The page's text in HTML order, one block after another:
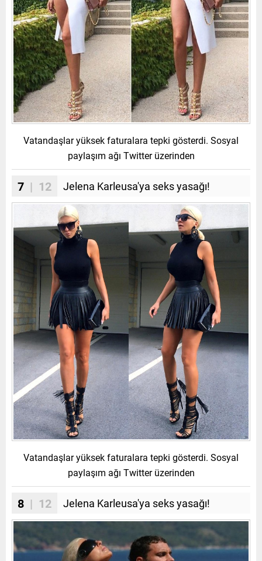
Vatandaşlar yüksek faturalara tepki gösterdi. Sosyal
paylaşım ağı Twitter üzerinden
7 | 12 Jelena Karleusa'ya seks yasağı!
Vatandaşlar yüksek faturalara tepki gösterdi. Sosyal
paylaşım ağı Twitter üzerinden
8 | 12 Jelena Karleusa'ya seks yasağı!